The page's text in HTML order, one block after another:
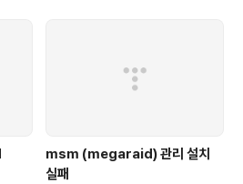
msm (megaraid) 관리 설치
실패